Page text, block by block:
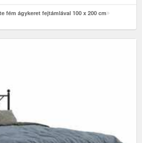
fém ágykeret fejtámlával 100 x 200 cm